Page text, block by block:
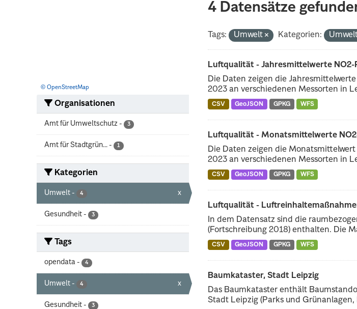
© OpenStreetMap
Organisationen
Amt für Umweltschutz - 3
Amt für Stadtgrün... - 1
Kategorien
Umwelt - 4 x
Gesundheit - 3
Tags
opendata - 4
Umwelt - 4 x
Gesundheit - 3
4 Datensätze
Tags: Umwelt Kategorien:
Luftqualität - Jahresmittelwerte NO2-
Die Daten zeigen die
2023 an verschiedenen Messorten in
CSV GeoJSON GPKG WFS
Luftqualität - Monatsmittelwerte
Die Daten zeigen die
2023 an verschiedenen Messorten in
CSV GeoJSON GPKG WFS
Luftqualität -
In dem Datensatz sind die
(Fortschreibung 2018) enthalten. Die
CSV GeoJSON GPKG WFS
Baumkataster, Stadt Leipzig
Das Baumkataster enthält
Stadt Leipzig (Parks und